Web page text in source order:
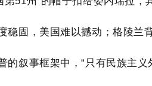
稳固，美国难以撼动；格陵兰
的叙事框架中，“只有民族主